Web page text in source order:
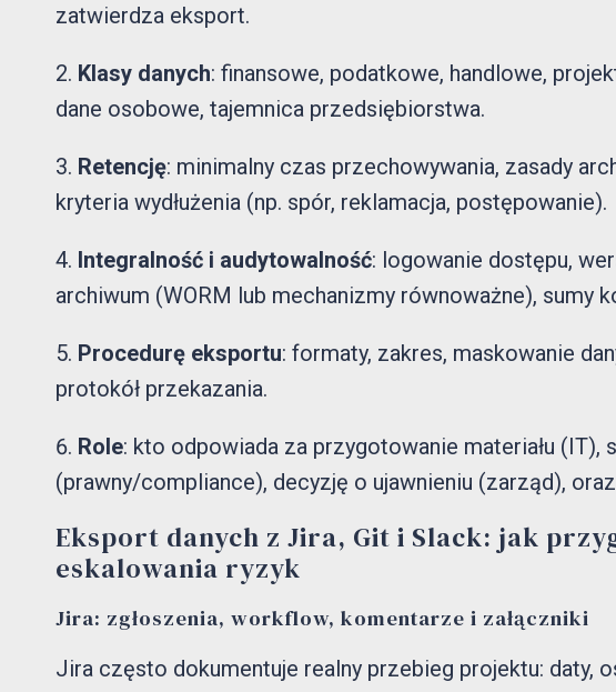
zatwierdza eksport.
Klasy danych: finansowe, podatkowe, handlowe,
dane osobowe, tajemnica przedsiębiorstwa.
Retencję: minimalny czas przechowywania, zasady
kryteria wydłużenia (np. spór, reklamacja, postępowanie).
Integralność i audytowalność: logowanie dostępu,
archiwum (WORM lub mechanizmy równoważne), sumy
Procedurę eksportu: formaty, zakres, maskowanie
protokół przekazania.
Role: kto odpowiada za przygotowanie materiału (IT),
(prawny/compliance), decyzję o ujawnieniu (zarząd),
Eksport danych z Jira, Git i Slack: jak
eskalowania ryzyk
Jira: zgłoszenia, workflow, komentarze i załączniki
Jira często dokumentuje realny przebieg projektu: daty,